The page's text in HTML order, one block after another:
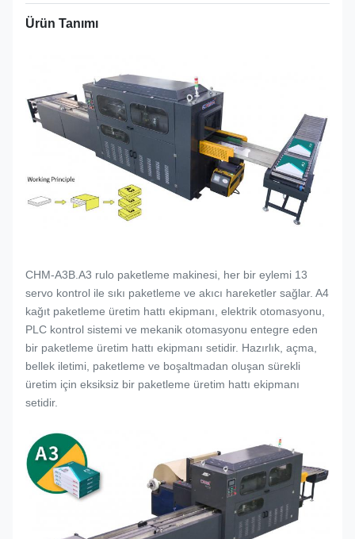
Ürün Tanımı
CHM-A3B.A3 rulo paketleme makinesi, her bir eylemi 13
servo kontrol ile sıkı paketleme ve akıcı hareketler sağlar. A4
kağıt paketleme üretim hattı ekipmanı, elektrik otomasyonu,
PLC kontrol sistemi ve mekanik otomasyonu entegre eden
bir paketleme üretim hattı ekipmanı setidir. Hazırlık, açma,
bellek iletimi, paketleme ve boşaltmadan oluşan sürekli
üretim için eksiksiz bir paketleme üretim hattı ekipmanı
setidir.